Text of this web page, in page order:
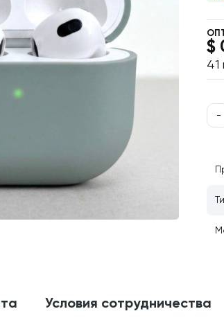
$
41
-
Условия сотрудничества